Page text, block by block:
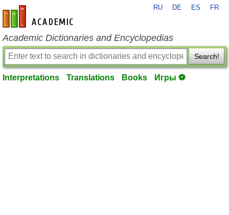
en-academic.com
RU DE ES FR
Academic Dictionaries and Encyclopedias
Search!
Interpretations Translations Books Игры ⚽